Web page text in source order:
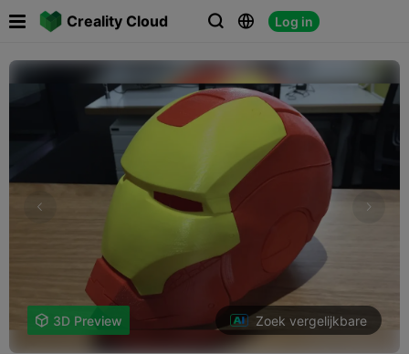
Creality Cloud   Log in
 
 3D Preview Zoek vergelijkbare